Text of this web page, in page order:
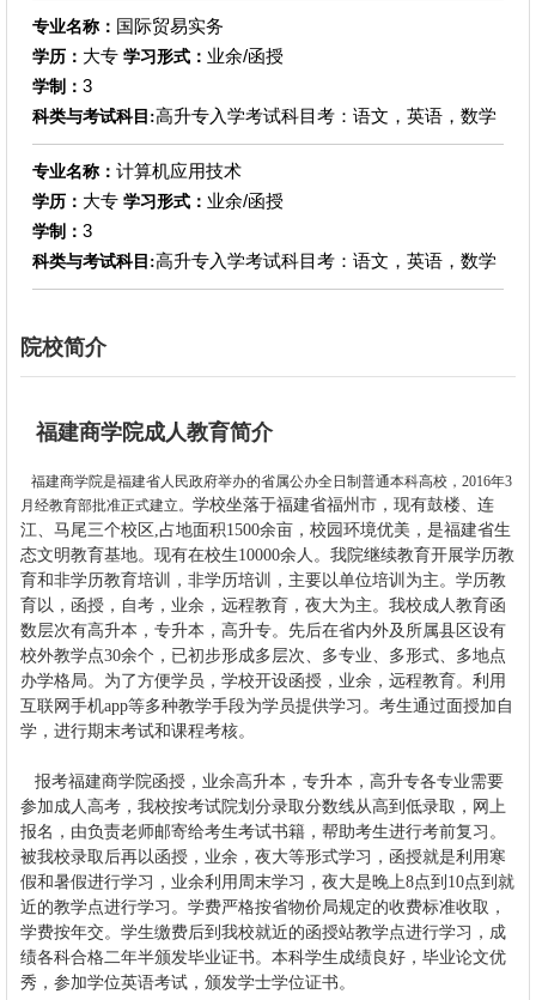
专业名称： 国际贸易实务
学历： 大专 学习形式： 业余/函授
学制： 3
科类与考试科目:高升专入学考试科目考：语文，英语，数学
专业名称： 计算机应用技术
学历： 大专 学习形式： 业余/函授
学制： 3
科类与考试科目:高升专入学考试科目考：语文，英语，数学
院校简介
福建商学院成人教育简介
福建商学院是福建省人民政府举办的省属公办全日制普通本科高校，2016年3
月经教育部批准正式建立。 学校坐落于福建省福州市，现有鼓楼、连
江、马尾三个校区,占地面积1500余亩，校园环境优美，是福建省生
态文明教育基地。现有在校生10000余人。 我院继续教育开展学历教
育和非学历教育培训，非学历培训，主要以单位培训为主。学历教
育以，函授，自考，业余，远程教育，夜大为主。我校成人教育函
数层次有高升本，专升本，高升专。先后在省内外及所属县区设有
校外教学点30余个，已初步形成多层次、多专业、多形式、多地点
办学格局。为了方便学员，学校开设函授，业余，远程教育。利用
互联网手机app等多种教学手段为学员提供学习。考生通过面授加自
学，进行期末考试和课程考核。
报考福建商学院函授，业余高升本，专升本，高升专各专业需要
参加成人高考，我校按考试院划分录取分数线从高到低录取，网上
报名，由负责老师邮寄给考生考试书籍，帮助考生进行考前复习。
被我校录取后再以函授，业余，夜大等形式学习，函授就是利用寒
假和暑假进行学习，业余利用周末学习，夜大是晚上8点到10点到就
近的教学点进行学习。学费严格按省物价局规定的收费标准收取，
学费按年交。学生缴费后到我校就近的函授站教学点进行学习，成
绩各科合格二年半颁发毕业证书。本科学生成绩良好，毕业论文优
秀，参加学位英语考试，颁发学士学位证书。